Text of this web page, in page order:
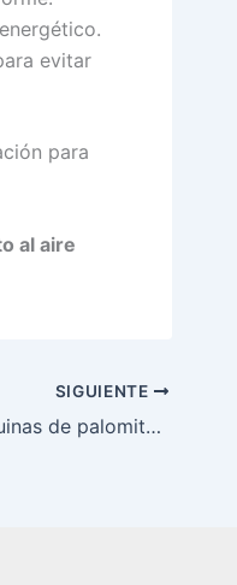
evitar
para
al aire
SIGUIENTE
Alquiler de máquinas de palomitas, algodón de azúcar y fuentes de chocolate: Comparativa y precios